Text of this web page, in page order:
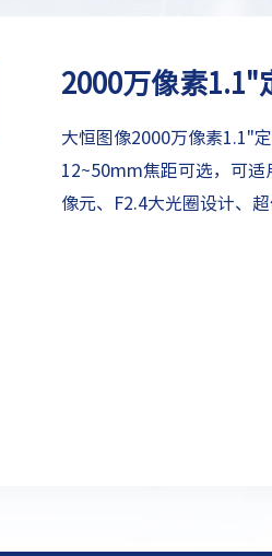
2000万像素1.1"
大恒图像2000万像素1.1"
12~50mm焦距可选，可
像元、F2.4大光圈设计、